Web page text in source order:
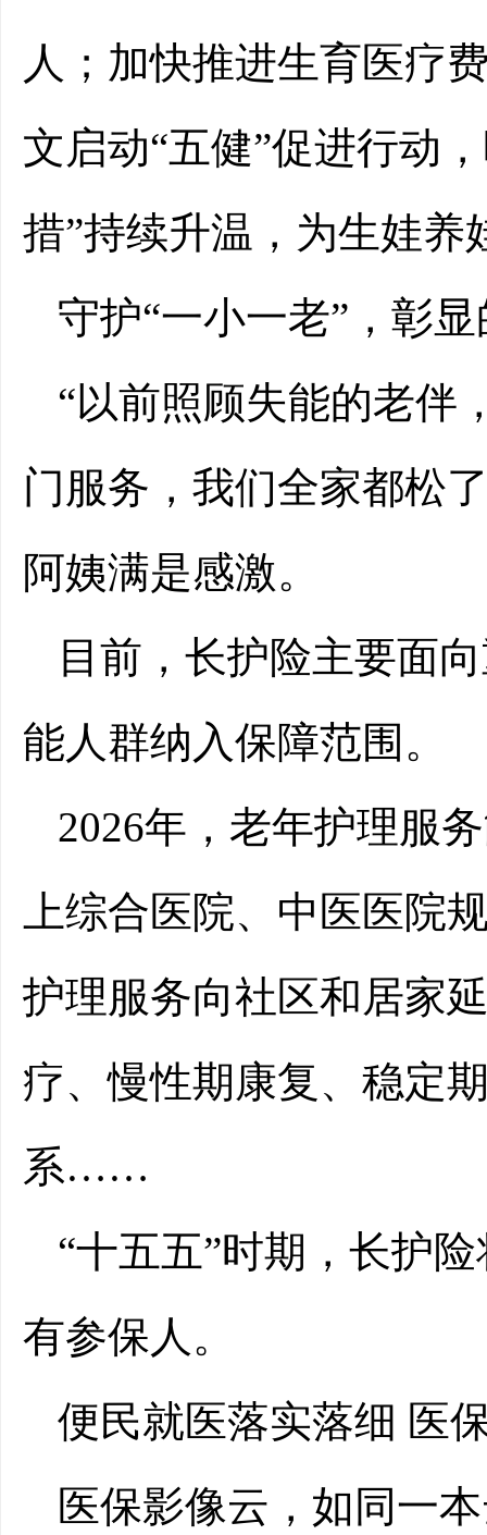
人；加快推进生育医疗
文启动“五健”促进行动
措”持续升温，为生娃养
守护“一小一老”，彰
“以前照顾失能的老伴
门服务，我们全家都松
阿姨满是感激。
目前，长护险主要面
能人群纳入保障范围。
2026年，老年护理服
上综合医院、中医医院
护理服务向社区和居家
疗、慢性期康复、稳定
系……
“十五五”时期，长护
有参保人。
便民就医落实落细 医
医保影像云，如同一